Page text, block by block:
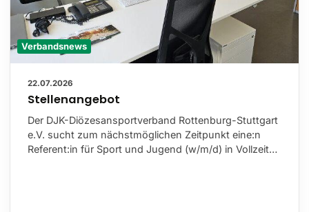
Verbandsnews
22.07.2026
Stellenangebot
Der DJK-Diözesansportverband Rottenburg-Stuttgart
e.V. sucht zum nächstmöglichen Zeitpunkt eine:n
Referent:in für Sport und Jugend (w/m/d) in Vollzeit…